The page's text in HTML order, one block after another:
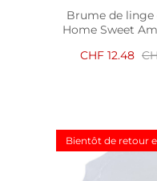
Brume de linge
Home Sweet
CHF 12.48
Bientôt de retour